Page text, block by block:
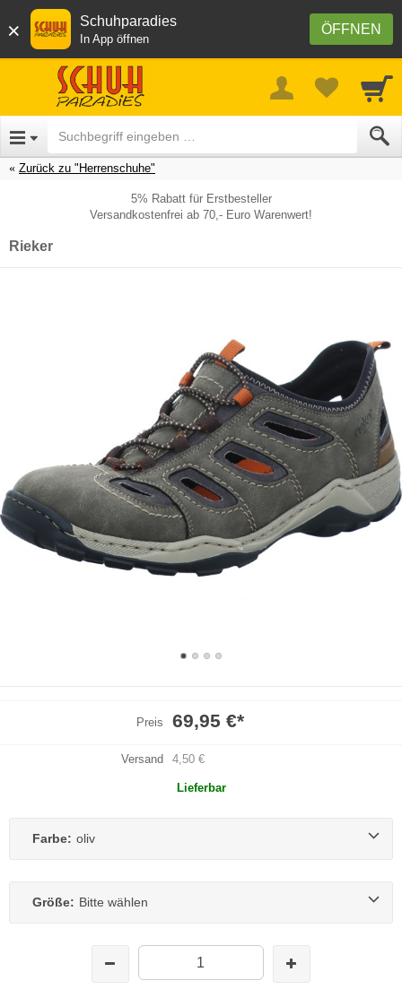
× ÖFFNEN
Schuhparadies
In App öffnen
Zurück zu "Herrenschuhe"
5% Rabatt für Erstbesteller
Versandkostenfrei ab 70,- Euro Warenwert!
Rieker
Preis 69,95 €*
Versand 4,50 €
Lieferbar
Farbe: oliv
Größe: Bitte wählen